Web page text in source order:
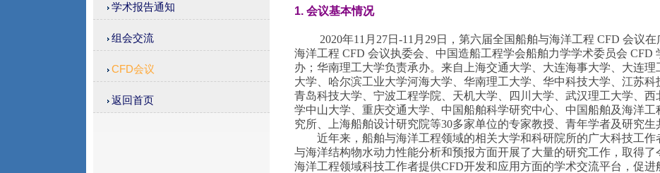
学术报告通知
组会交流
CFD会议
返回首页
1. 会议基本情况
2020年11月27日-11月29日，第六届全国船舶与海洋工程 CFD 会议
海洋工程 CFD 会议执委会、中国造船工程学会船舶力学学术委员会 CFD
办；华南理工大学负责承办。来自上海交通大学、大连海事大学、大连
大学、哈尔滨工业大学河海大学、华南理工大学、华中科技大学、江苏科
青岛科技大学、宁波工程学院、天机大学、四川大学、武汉理工大学、
学中山大学、重庆交通大学、中国船舶科学研究中心、中国船舶及海洋
究所、上海船舶设计研究院等30多家单位的专家教授、青年学者及研究生
近年来，船舶与海洋工程领域的相关大学和科研院所的广大科技工
与海洋结构物水动力性能分析和预报方面开展了大量的研究工作，取得
海洋工程领域科技工作者提供CFD开发和应用方面的学术交流平台，促